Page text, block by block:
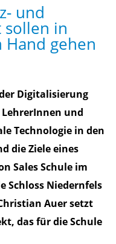
und
in
gehen
Digitalisierung
und
Technologie in den
die Ziele eines
Sales Schule im
Schloss Niedernfels
Auer setzt
das für die Schule